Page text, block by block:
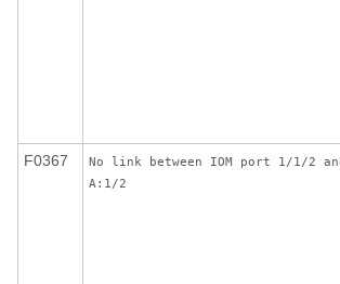
F0367
No link between IOM port 1/1/2
A:1/2